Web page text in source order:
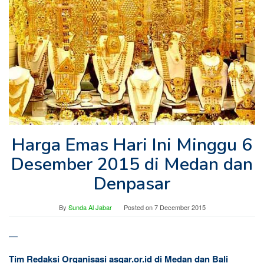
Harga Emas Hari Ini Minggu 6
Desember 2015 di Medan dan
Denpasar
By Sunda Al Jabar Posted on7 December 2015
—
Tim Redaksi Organisasi asgar.or.id di Medan dan Bali